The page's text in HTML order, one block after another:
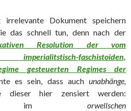
Dokument speichern
das schnell tun, denn nach der
Resolution der vom
faschistoiden,
gesteuerten Regimes der
es sein, dass auch unabhänge,
hier zensiert werden:
im orwellschen